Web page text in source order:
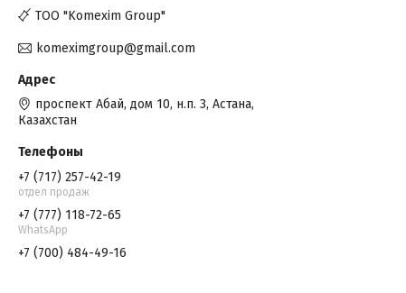
TOO "Komexim Group"
komeximgroup@gmail.com
проспект Абай, дом 10, н.п. 3, Астана,
Казахстан
+7 (717) 257-42-19
отдел продаж
+7 (777) 118-72-65
WhatsApp
+7 (700) 484-49-16